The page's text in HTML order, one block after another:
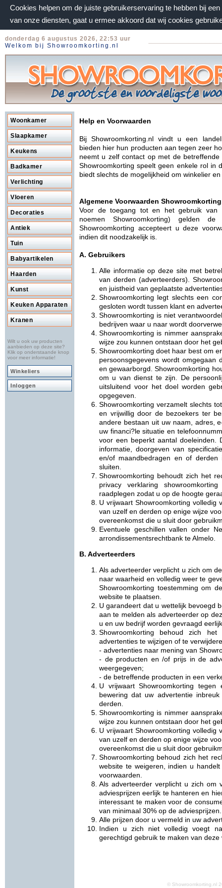
Cookies helpen om de juiste gebruikerservaring te hebben bij
van onze diensten, gaat u ermee akkoord dat wij cookies
donderdag 6 augustus 2026, 22:53 uur
Welkom bij Showroomkorting.nl
Woonkamer
Slaapkamer
Keukens
Badkamer
Verlichting
Vloeren
Decoraties
Antiek
Tuin
Babyartikelen
Haarden
Kunst
Keuken Apparaten
Kranen
Wilt u ook uw producten
aanbieden op deze site?
Klik op onderstaande knop
voor meer informatie!
Winkeliers
Inloggen
Help en Voorwaarden
Bij Showroomkorting.nl vindt u een
bieden hier hun producten aan tegen zeer
neemt u zelf contact op met de
Showroomkorting speelt geen enkele rol in
biedt slechts de mogelijkheid om winkelier
Algemene Voorwaarden
Voor de toegang tot en het gebruik
noemen Showroomkorting) gelden
Showroomkorting accepteert u deze
indien dit noodzakelijk is.
A. Gebruikers
Alle informatie op deze site met
van derden (adverteerders).
en juistheid van geplaatste
Showroomkorting legt slechts een
gesloten wordt tussen klant en
Showroomkorting is niet
bedrijven waar u naar wordt
Showroomkorting is nimmer
wijze zou kunnen ontstaan door het
Showroomkorting doet haar best om
persoonsgegevens wordt omgegaan
en gewaarborgd. Showroomkorting
om u van dienst te zijn. De
uitsluitend voor het doel worden
opgegeven.
Showroomkorting verzamelt slechts
en vrijwillig door de bezoekers ter
andere bestaan uit uw naam, adres,
uw financi?le situatie en
voor een beperkt aantal doeleinden.
informatie, doorgeven van
en/of maandbedragen en of
sluiten.
Showroomkorting behoudt zich het
privacy verklaring
raadplegen zodat u op de hoogte
U vrijwaart Showroomkorting volledig
van uzelf en derden op enige wijze
overeenkomst die u sluit door
Eventuele geschillen vallen onder
arrondissementsrechtbank te Almelo.
B. Adverteerders
Als adverteerder verplicht u zich om
naar waarheid en volledig weer te
Showroomkorting toestemming om
website te plaatsen.
U garandeert dat u wettelijk bevoegd
aan te melden als adverteerder op
u en uw bedrijf worden gevraagd
Showroomkorting behoud zich
advertenties te wijzigen of te
- advertenties naar mening van
- de producten en /of prijs in de
weergegeven;
- de betreffende producten in een
U vrijwaart Showroomkorting
bewering dat uw advertentie
derden.
Showroomkorting is nimmer
wijze zou kunnen ontstaan door het
U vrijwaart Showroomkorting volledig
van uzelf en derden op enige wijze
overeenkomst die u sluit door
Showroomkorting behoud zich het
website te weigeren, indien u
voorwaarden.
Als adverteerder verplicht u zich om
adviesprijzen eerlijk te hanteren en
interessant te maken voor de
van minimaal 30% op de adviesprijzen.
Alle prijzen door u vermeld in uw
Indien u zich niet volledig voegt
gerechtigd gebruik te maken van deze
©